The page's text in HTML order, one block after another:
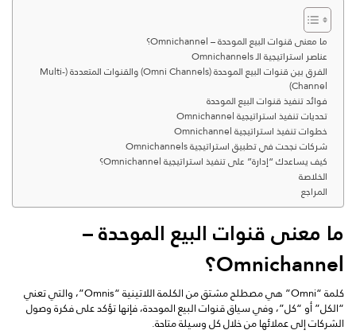
ما معنى قنوات البيع الموحدة – Omnichannel؟
عناصر استراتيجية الـ Omnichannels
الفرق بين قنوات البيع الموحدة (Omni Channels) والقنوات المتعددة (Multi-
Channel)
فوائد تنفيذ قنوات البيع الموحدة
تحديات تنفيذ استراتيجية Omnichannel
خطوات تنفيذ استراتيجية Omnichannel
شركات نجحت في تطبيق استراتيجية Omnichannels
كيف يساعدك “إدارة” على تنفيذ استراتيجية Omnichannel؟
الخلاصة
المراجع
ما معنى قنوات البيع الموحدة –
Omnichannel؟
كلمة “Omni” هي مصطلح مشتق من الكلمة اللاتينية “Omnis”، والتي تعني
“الكل” أو “كل”، وفي سياق قنوات البيع الموحدة، فإنها تؤكد على فكرة وصول
الشركات إلى عملائها من خلال كل وسيلة متاحة.